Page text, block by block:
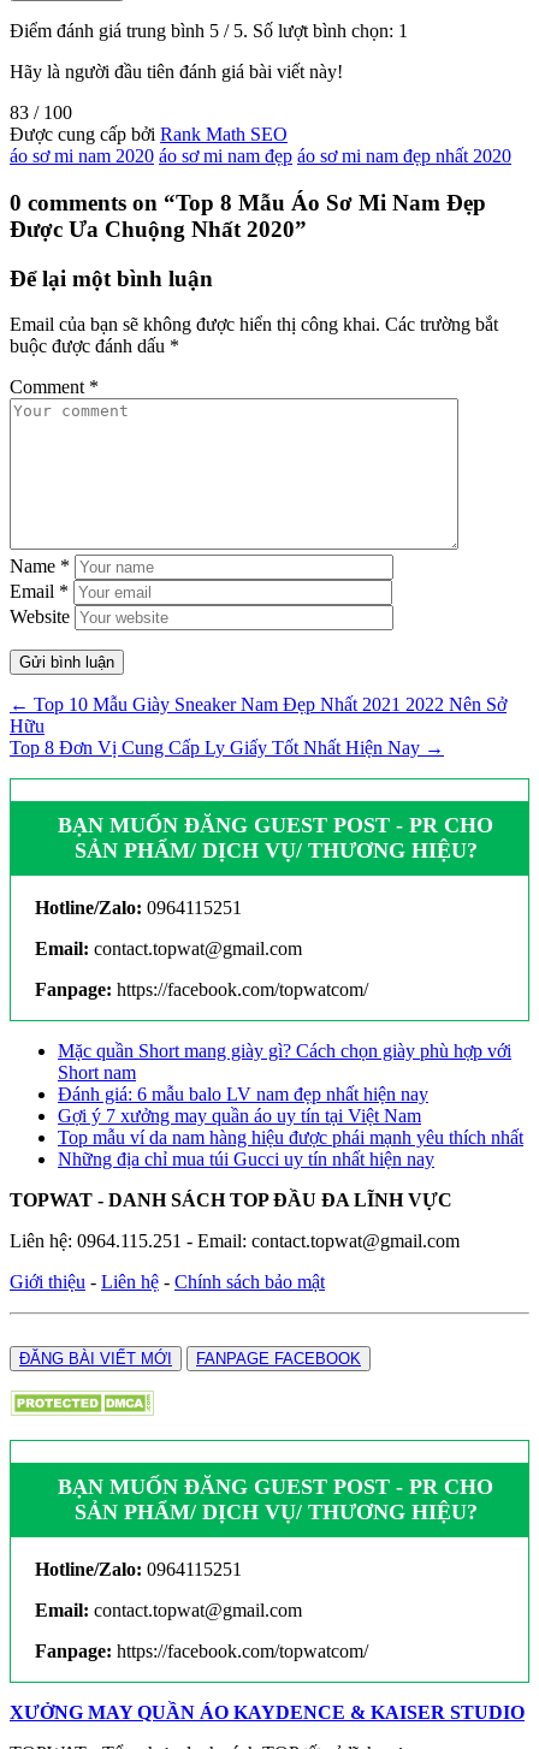
Điểm đánh giá trung bình 5 / 5. Số lượt bình chọn: 1
Hãy là người đầu tiên đánh giá bài viết này!
83 / 100
Được cung cấp bởi Rank Math SEO
áo sơ mi nam 2020 áo sơ mi nam đẹp áo sơ mi nam đẹp nhất 2020
0 comments on “Top 8 Mẫu Áo Sơ Mi Nam Đẹp
Được Ưa Chuộng Nhất 2020”
Để lại một bình luận
Email của bạn sẽ không được hiển thị công khai. Các trường bắt
buộc được đánh dấu *
Comment *
Name *
Email *
Website
← Top 10 Mẫu Giày Sneaker Nam Đẹp Nhất 2021 2022 Nên Sở
Hữu
Top 8 Đơn Vị Cung Cấp Ly Giấy Tốt Nhất Hiện Nay →
BẠN MUỐN ĐĂNG GUEST POST - PR CHO
SẢN PHẨM/ DỊCH VỤ/ THƯƠNG HIỆU?
Hotline/Zalo: 0964115251
Email: contact.topwat@gmail.com
Fanpage: https://facebook.com/topwatcom/
Mặc quần Short mang giày gì? Cách chọn giày phù hợp với
Short nam
Đánh giá: 6 mẫu balo LV nam đẹp nhất hiện nay
Gợi ý 7 xưởng may quần áo uy tín tại Việt Nam
Top mẫu ví da nam hàng hiệu được phái mạnh yêu thích nhất
Những địa chỉ mua túi Gucci uy tín nhất hiện nay
TOPWAT - DANH SÁCH TOP ĐẦU ĐA LĨNH VỰC
Liên hệ: 0964.115.251 - Email: contact.topwat@gmail.com
Giới thiệu - Liên hệ - Chính sách bảo mật
ĐĂNG BÀI VIẾT MỚI FANPAGE FACEBOOK
BẠN MUỐN ĐĂNG GUEST POST - PR CHO
SẢN PHẨM/ DỊCH VỤ/ THƯƠNG HIỆU?
Hotline/Zalo: 0964115251
Email: contact.topwat@gmail.com
Fanpage: https://facebook.com/topwatcom/
XƯỞNG MAY QUẦN ÁO KAYDENCE & KAISER STUDIO